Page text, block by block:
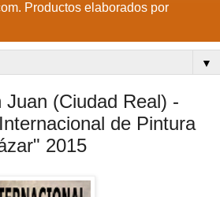
Productos elaborados por
▼
(Ciudad Real) -
de Pintura
2015